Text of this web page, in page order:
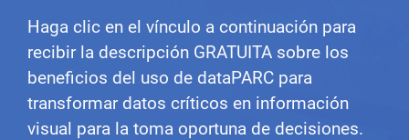
Haga clic en el vínculo a continuación para
recibir la descripción GRATUITA sobre los
beneficios del uso de dataPARC para
transformar datos críticos en información
visual para la toma oportuna de decisiones.